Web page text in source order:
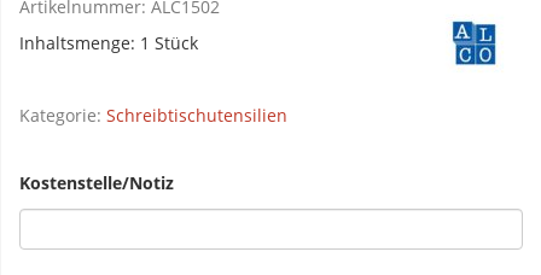
Artikelnummer: ALC1502
Inhaltsmenge: 1 Stück
Kategorie: Schreibtischutensilien
Kostenstelle/Notiz